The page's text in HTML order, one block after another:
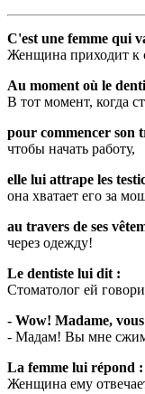
C'est une femme qui
Женщина приходит к
Au moment où le
В тот момент, когда
pour commencer son
чтобы начать работу,
elle lui attrape les
она хватает его за
au travers de ses
через одежду!
Le dentiste lui dit :
Стоматолог ей
- Wow! Madame,
- Мадам! Вы мне
La femme lui répond :
Женщина ему